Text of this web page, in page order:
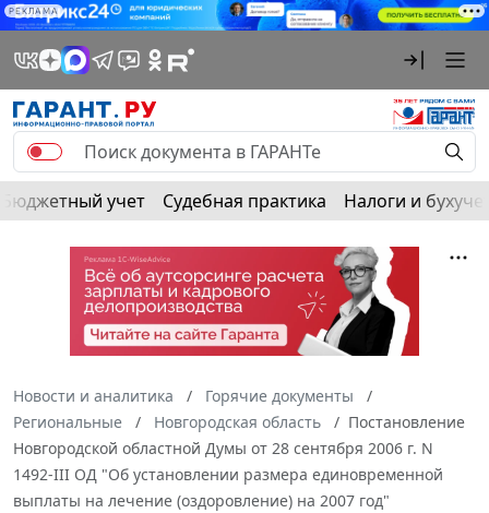
РЕКЛАМА
Бюджетный учет Судебная практика Налоги и
Новости и аналитика
Горячие документы
Региональные
Новгородская область
Постановление
Новгородской областной Думы от 28 сентября 2006 г. N
1492-III ОД "Об установлении размера единовременной
выплаты на лечение (оздоровление) на 2007 год"